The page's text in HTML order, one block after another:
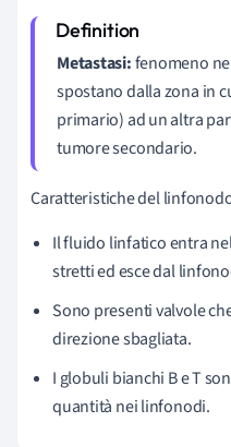
Metastasi:fenomeno
spostano dalla zona in
primario) ad un altra
tumore secondario.
Caratteristiche del
Il fluido linfatico entra
stretti ed esce dal
Sono presenti valvole
direzione sbagliata.
I globuli bianchi B e T
quantità nei linfonodi.